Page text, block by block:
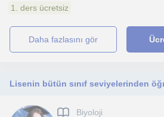
1. ders ücretsiz
daha fazlasını gör
Biyoloji